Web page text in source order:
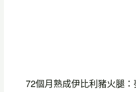
72個月熟成伊比利豬火腿